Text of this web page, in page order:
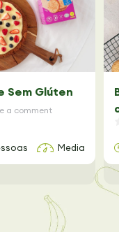
Sem Glúten
a comment
Media